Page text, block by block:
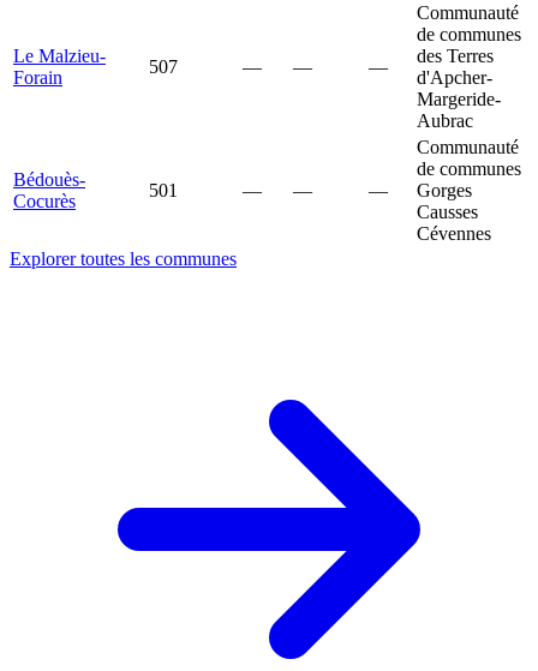
Le Malzieu-
Forain
507 — — —
Communauté
de communes
des Terres
d'Apcher-
Margeride-
Aubrac
Bédouès-
Cocurès
501 — — —
Communauté
de communes
Gorges
Causses
Cévennes
Explorer toutes les communes